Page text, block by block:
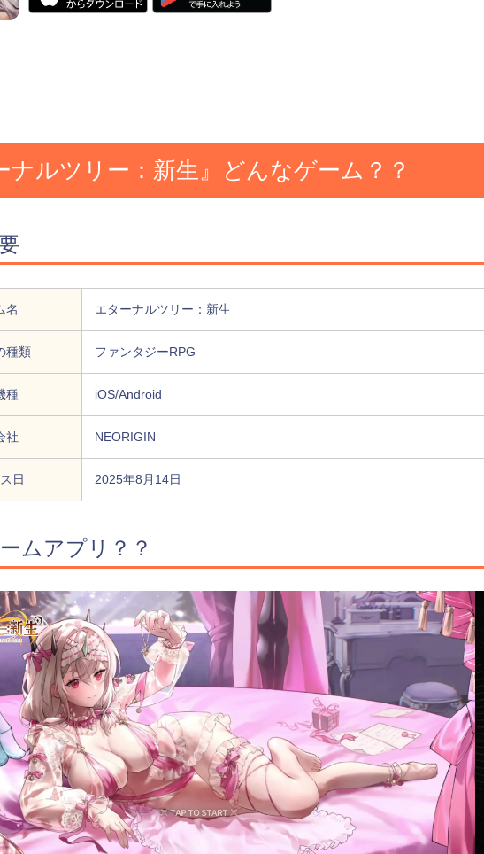
ナルツリー：新生』どんなゲーム？？
名 エターナルツリー：新生
種類 ファンタジーRPG
種 iOS/Android
社 NEORIGIN
日 2025年8月14日
ムアプリ？？